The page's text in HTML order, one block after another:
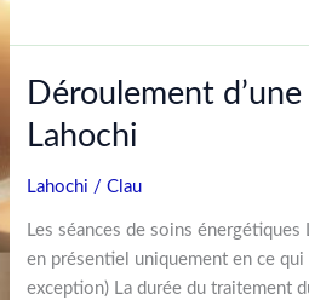
Déroulement
Lahochi
Lahochi /Clau
Les séances de soins
en présentiel uniquement en ce qui
exception) La durée du traitement
Déroulement
séance